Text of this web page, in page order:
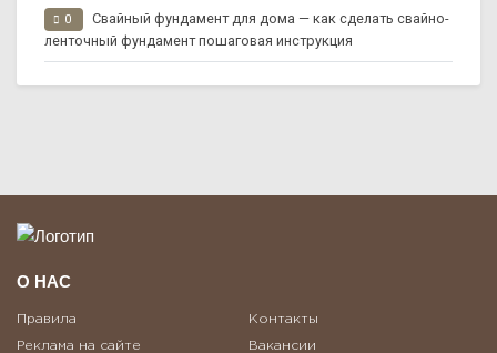
0
Свайный фундамент для дома — как сделать свайно-
ленточный фундамент пошаговая инструкция
О НАС
Правила Контакты
Реклама на сайте Вакансии